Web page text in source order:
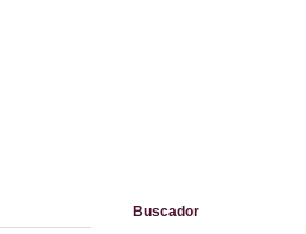
Buscador